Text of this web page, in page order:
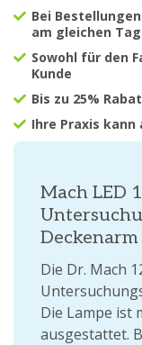
Bei
am gleichen
Sowohl für den
Kunde
Bis zu 25%
Ihre Praxis kann
Mach LED
Deckenarm
Die Dr. Mach
Die Lampe ist
ausgestattet.